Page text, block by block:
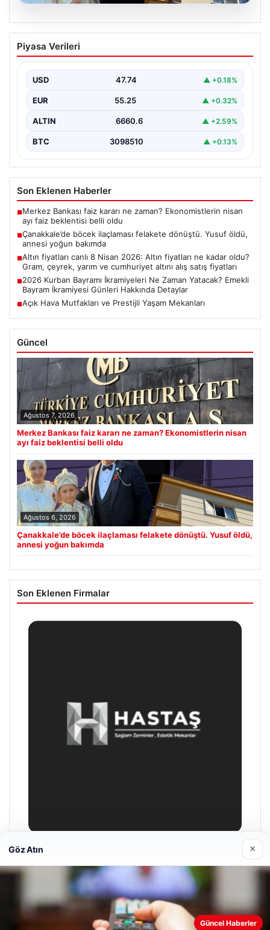
06.08.2026
Çanakkale’de böcek ilaçlaması felakete
dönüştü. Yusuf öldü, annesi yoğun
Piyasa Verileri
USD 47.74 ▲ +0.18%
EUR 55.25 ▲ +0.32%
ALTIN 6660.6 ▲ +2.59%
BTC 3098510 ▲ +0.13%
Son Eklenen Haberler
■Merkez Bankası faiz kararı ne zaman? Ekonomistlerin nisan
ayı faiz beklentisi belli oldu
■Çanakkale’de böcek ilaçlaması felakete dönüştü. Yusuf öldü,
annesi yoğun bakımda
■Altın fiyatları canlı 8 Nisan 2026: Altın fiyatları ne kadar oldu?
Gram, çeyrek, yarım ve cumhuriyet altını alış satış fiyatları
■2026 Kurban Bayramı İkramiyeleri Ne Zaman Yatacak? Emekli
Bayram İkramiyesi Günleri Hakkında Detaylar
■Açık Hava Mutfakları ve Prestijli Yaşam Mekanları
Güncel
Ağustos 7, 2026
Merkez Bankası faiz kararı ne zaman? Ekonomistlerin nisan
ayı faiz beklentisi belli oldu
Ağustos 6, 2026
Çanakkale’de böcek ilaçlaması felakete dönüştü. Yusuf öldü,
annesi yoğun bakımda
Son Eklenen Firmalar
Nisan 29, 2026
Web sitemizi nasıl kullandığınızı daha iyi anlayabilmek,
Göz Atın ×
Güncel Haberler